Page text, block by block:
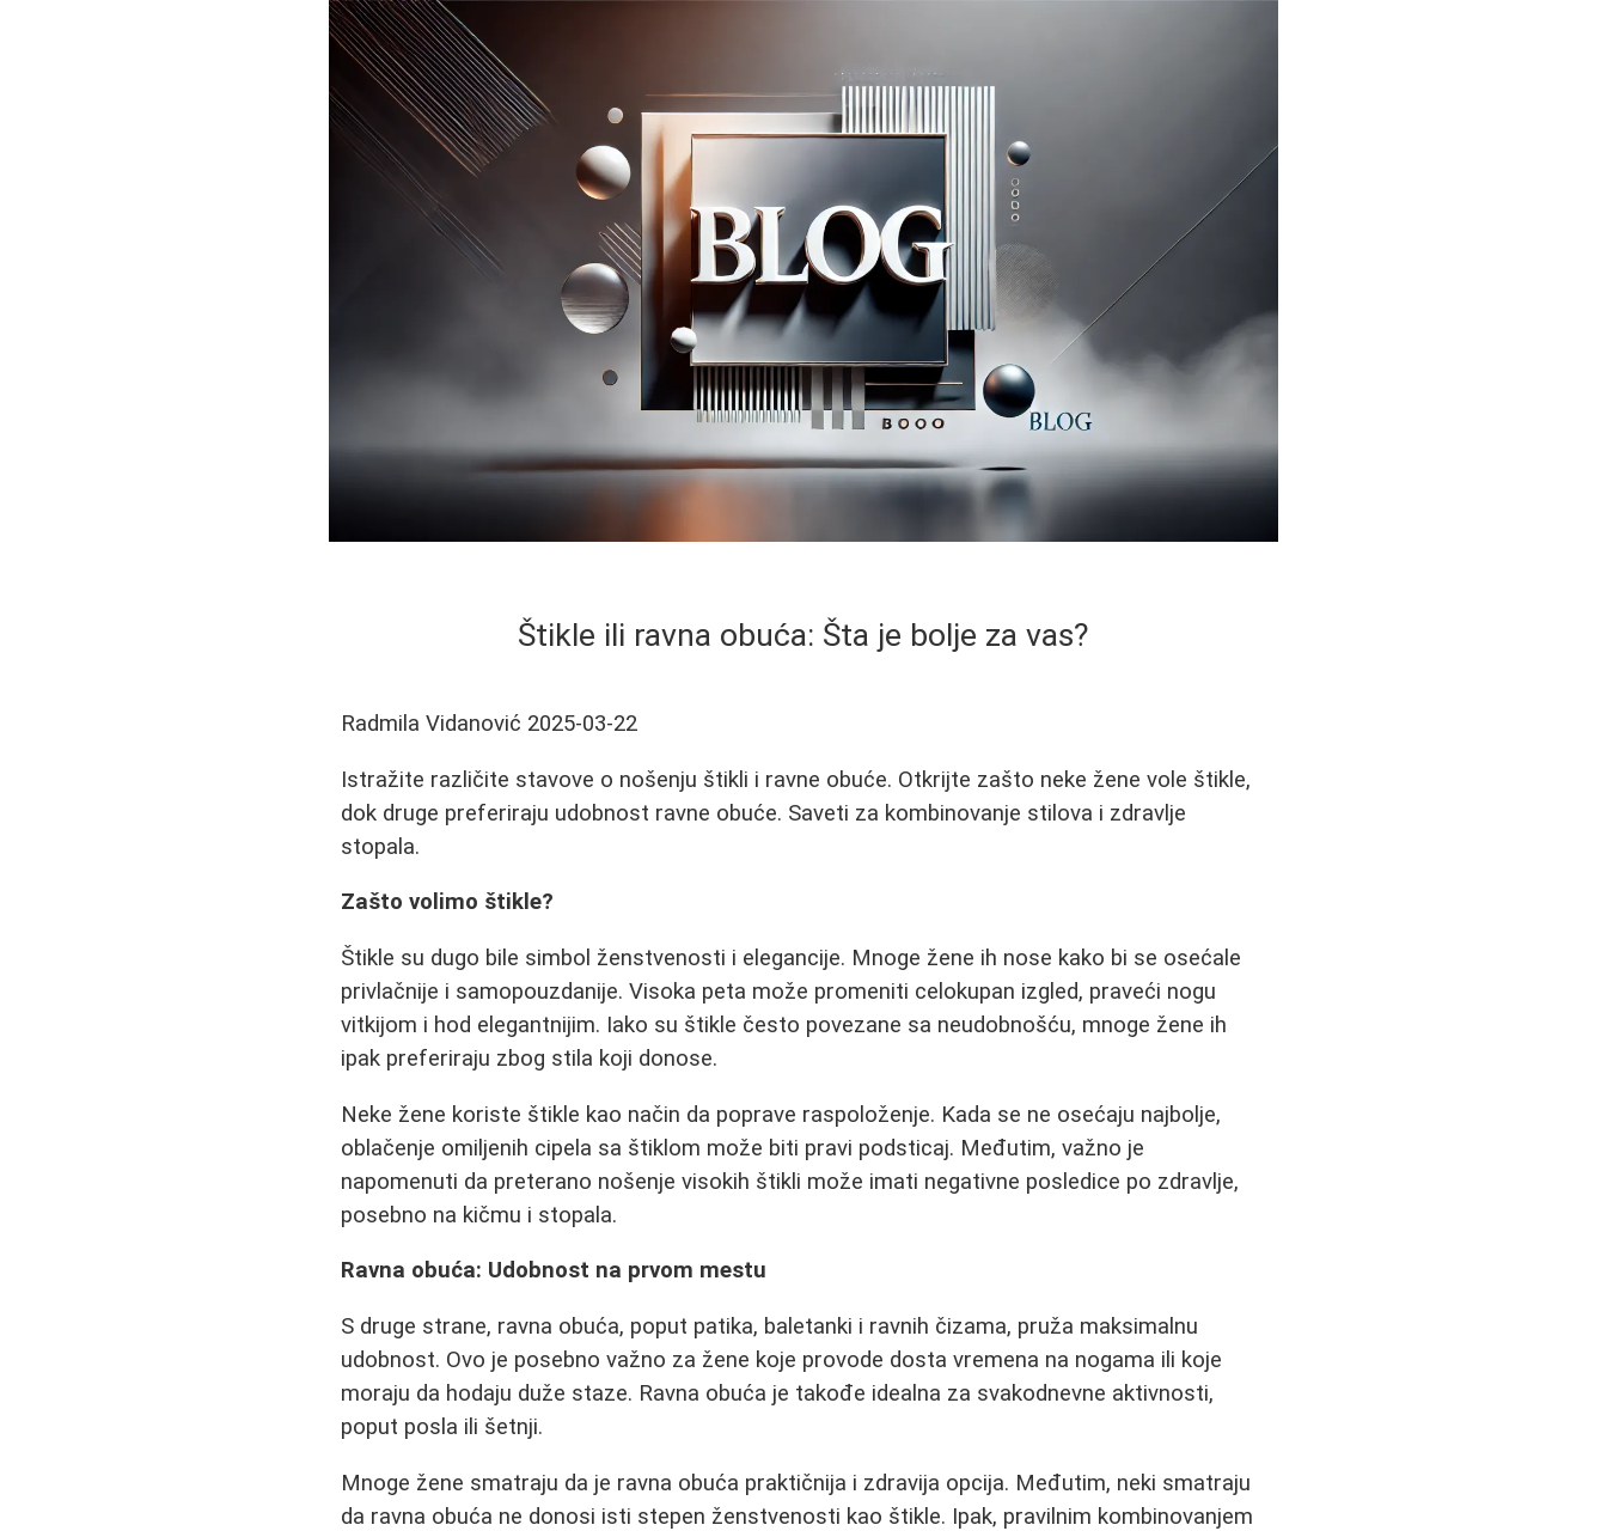
Štikle ili ravna obuća: Šta je bolje za vas?
Radmila Vidanović 2025-03-22
Istražite različite stavove o nošenju štikli i ravne obuće. Otkrijte zašto neke žene vole štikle,
dok druge preferiraju udobnost ravne obuće. Saveti za kombinovanje stilova i zdravlje
stopala.
Zašto volimo štikle?
Štikle su dugo bile simbol ženstvenosti i elegancije. Mnoge žene ih nose kako bi se osećale
privlačnije i samopouzdanije. Visoka peta može promeniti celokupan izgled, praveći nogu
vitkijom i hod elegantnijim. Iako su štikle često povezane sa neudobnošću, mnoge žene ih
ipak preferiraju zbog stila koji donose.
Neke žene koriste štikle kao način da poprave raspoloženje. Kada se ne osećaju najbolje,
oblačenje omiljenih cipela sa štiklom može biti pravi podsticaj. Međutim, važno je
napomenuti da preterano nošenje visokih štikli može imati negativne posledice po zdravlje,
posebno na kičmu i stopala.
Ravna obuća: Udobnost na prvom mestu
S druge strane, ravna obuća, poput patika, baletanki i ravnih čizama, pruža maksimalnu
udobnost. Ovo je posebno važno za žene koje provode dosta vremena na nogama ili koje
moraju da hodaju duže staze. Ravna obuća je takođe idealna za svakodnevne aktivnosti,
poput posla ili šetnji.
Mnoge žene smatraju da je ravna obuća praktičnija i zdravija opcija. Međutim, neki smatraju
da ravna obuća ne donosi isti stepen ženstvenosti kao štikle. Ipak, pravilnim kombinovanjem